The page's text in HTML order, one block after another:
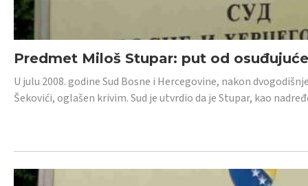
Predmet Miloš Stupar: put od
U julu 2008. godine Sud Bosne i Hercegovine, nakon
Šekovići, oglašen krivim. Sud je utvrdio da je Stupar, kao